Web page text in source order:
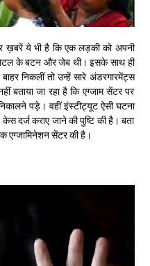
ख़बरें ये भी है कि एक लड़की को अपनी
के बटन और जेब थी। इसके साथ ही
निकलीं तो उन्हें सारे अंडरगारमेंट्स
बताया जा रहा है कि एग्जाम सेंटर पर
पड़े। वहीं इंस्टीट्यूट ऐसी घटना
दर्ज कराए जाने की पुष्टि की है। बता
एग्जामिनेशन सेंटर की है।